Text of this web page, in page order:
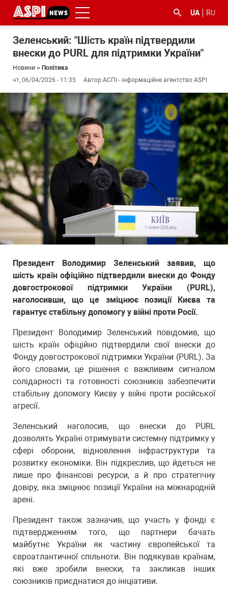
UA RU
Зеленський: "Шість країн підтвердили
внески до PURL для підтримки України"
Новини » Політика
чт, 06/04/2026 - 11:35
Автор:АСПІ - інформаційне агентство ASPI
Президент Володимир Зеленський заявив, що
шість країн офіційно підтвердили внески до Фонду
довгострокової підтримки України (PURL),
наголосивши, що це зміцнює позиції Києва та
гарантує стабільну допомогу у війні проти Росії.
Президент Володимир Зеленський повідомив, що
шість країн офіційно підтвердили свої внески до
Фонду довгострокової підтримки України (PURL). За
його словами, це рішення є важливим сигналом
солідарності та готовності союзників забезпечити
стабільну допомогу Києву у війні проти російської
агресії.
Зеленський наголосив, що внески до PURL
дозволять Україні отримувати системну підтримку у
сфері оборони, відновлення інфраструктури та
розвитку економіки. Він підкреслив, що йдеться не
лише про фінансові ресурси, а й про стратегічну
довіру, яка зміцнює позиції України на міжнародній
арені.
Президент також зазначив, що участь у фонді є
підтвердженням того, що партнери бачать
майбутнє України як частину європейської та
євроатлантичної спільноти. Він подякував країнам,
які вже зробили внески, та закликав інших
союзників приєднатися до ініціативи.
#ООС
#боротьба
з
корупцією
#ДФС #Київ #коронавірус